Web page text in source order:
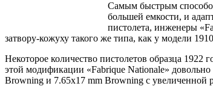
Самым быстрым
большей емкости, и
пистолета, инженеры
затвору-кожуху такого же типа, как у модели
Некоторое количество пистолетов образца
этой модификации «Fabrique Nationale»
Browning и 7.65х17 mm Browning с увеличенной